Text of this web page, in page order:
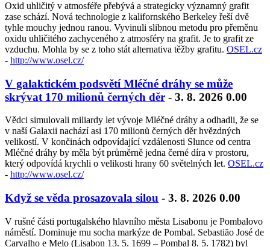
Oxid uhličitý v atmosféře přebývá a strategicky významný grafit
zase schází. Nová technologie z kalifornského Berkeley řeší dvě
tyhle mouchy jednou ranou. Vyvinuli slibnou metodu pro přeměnu
oxidu uhličitého zachyceného z atmosféry na grafit. Je to grafit ze
vzduchu. Mohla by se z toho stát alternativa těžby grafitu. OSEL.cz
- http://www.osel.cz/
V galaktickém podsvětí Mléčné dráhy se může
skrývat 170 milionů černých děr - 3. 8. 2026 0.00
Vědci simulovali miliardy let vývoje Mléčné dráhy a odhadli, že se
v naší Galaxii nachází asi 170 milionů černých děr hvězdných
velikostí. V končinách odpovídající vzdálenosti Slunce od centra
Mléčné dráhy by měla být průměrně jedna černé díra v prostoru,
který odpovídá krychli o velikosti hrany 60 světelných let. OSEL.cz
- http://www.osel.cz/
Když se věda prosazovala silou - 3. 8. 2026 0.00
V rušné části portugalského hlavního města Lisabonu je Pombalovo
náměstí. Dominuje mu socha markýze de Pombal. Sebastião José de
Carvalho e Melo (Lisabon 13. 5. 1699 – Pombal 8. 5. 1782) byl